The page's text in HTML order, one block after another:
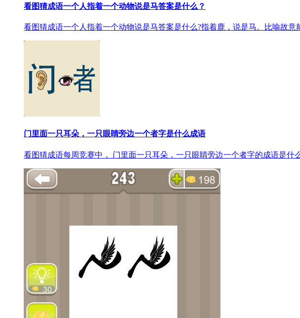
看图猜成语一个人指着一个动物说是马答案是什么？
看图猜成语一个人指着一个动物说是马答案是什么?指着鹿，说是马。比喻故意
门里面一只耳朵，一只眼睛旁边一个者字是什么成语
看图猜成语每周竞赛中， 门里面一只耳朵，一只眼睛旁边一个者字的成语是什